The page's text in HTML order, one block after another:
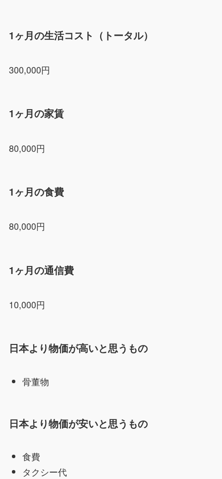
1ヶ月の生活コスト（トータル）
300,000円
1ヶ月の家賃
80,000円
1ヶ月の食費
80,000円
1ヶ月の通信費
10,000円
日本より物価が高いと思うもの
骨董物
日本より物価が安いと思うもの
食費
タクシー代